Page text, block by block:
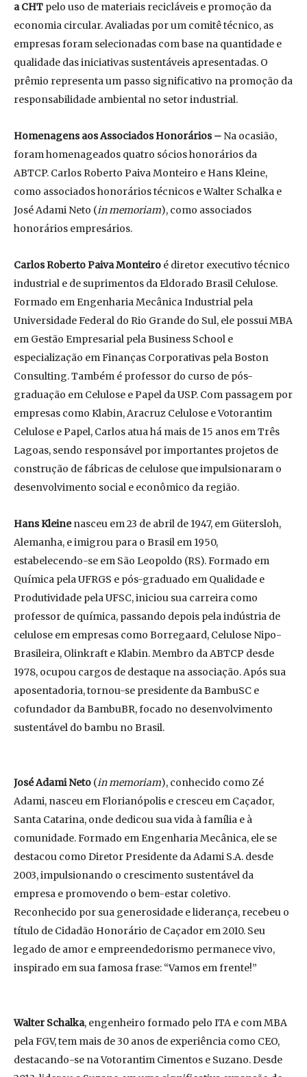
a CHT pelo uso de materiais recicláveis e promoção da
economia circular. Avaliadas por um comitê técnico, as
empresas foram selecionadas com base na quantidade e
qualidade das iniciativas sustentáveis apresentadas. O
prêmio representa um passo significativo na promoção da
responsabilidade ambiental no setor industrial.
Homenagens aos Associados Honorários – Na ocasião,
foram homenageados quatro sócios honorários da
ABTCP. Carlos Roberto Paiva Monteiro e Hans Kleine,
como associados honorários técnicos e Walter Schalka e
José Adami Neto (in memoriam), como associados
honorários empresários.
Carlos Roberto Paiva Monteiro é diretor executivo técnico
industrial e de suprimentos da Eldorado Brasil Celulose.
Formado em Engenharia Mecânica Industrial pela
Universidade Federal do Rio Grande do Sul, ele possui MBA
em Gestão Empresarial pela Business School e
especialização em Finanças Corporativas pela Boston
Consulting. Também é professor do curso de pós-
graduação em Celulose e Papel da USP. Com passagem por
empresas como Klabin, Aracruz Celulose e Votorantim
Celulose e Papel, Carlos atua há mais de 15 anos em Três
Lagoas, sendo responsável por importantes projetos de
construção de fábricas de celulose que impulsionaram o
desenvolvimento social e econômico da região.
Hans Kleinenasceu em 23 de abril de 1947, em Gütersloh,
Alemanha, e imigrou para o Brasil em 1950,
estabelecendo-se em São Leopoldo (RS). Formado em
Química pela UFRGS e pós-graduado em Qualidade e
Produtividade pela UFSC, iniciou sua carreira como
professor de química, passando depois pela indústria de
celulose em empresas como Borregaard, Celulose Nipo-
Brasileira, Olinkraft e Klabin. Membro da ABTCP desde
1978, ocupou cargos de destaque na associação. Após sua
aposentadoria, tornou-se presidente da BambuSC e
cofundador da BambuBR, focado no desenvolvimento
sustentável do bambu no Brasil.
José Adami Neto (in memoriam), conhecido como Zé
Adami, nasceu em Florianópolis e cresceu em Caçador,
Santa Catarina, onde dedicou sua vida à família e à
comunidade. Formado em Engenharia Mecânica, ele se
destacou como Diretor Presidente da Adami S.A. desde
2003, impulsionando o crescimento sustentável da
empresa e promovendo o bem-estar coletivo.
Reconhecido por sua generosidade e liderança, recebeu o
título de Cidadão Honorário de Caçador em 2010. Seu
legado de amor e empreendedorismo permanece vivo,
inspirado em sua famosa frase: “Vamos em frente!”
Walter Schalka, engenheiro formado pelo ITA e com MBA
pela FGV, tem mais de 30 anos de experiência como CEO,
destacando-se na Votorantim Cimentos e Suzano. Desde